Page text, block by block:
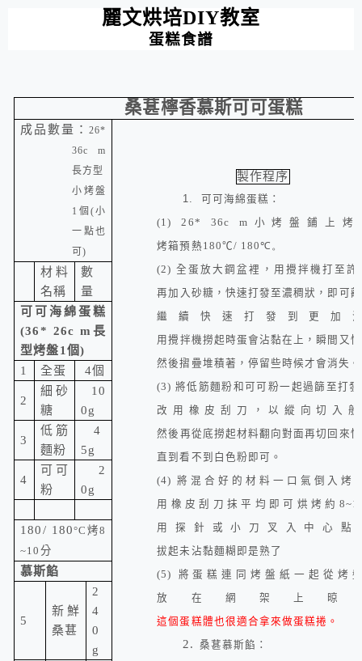
麗文烘培DIY教室
蛋糕食譜
桑葚檸香慕斯可可蛋糕
成品數量： 26*
36c m
長方型
小烤盤
1 個 (小
一點也
可)
製作程序
1. 可可海綿蛋糕：
(1) 26* 36c m 小烤盤鋪上烤
烤箱預熱180℃/ 180℃ 。
(2) 全蛋放大鋼盆裡，用攪拌機打至許
再加入砂糖，快速打發至濃稠狀，即可
繼續快速打發到更加
用攪拌機撈起時蛋會沾黏在上，瞬間又
然後摺疊堆積著，停留些時候才會消失。
(3) 將低筋麵粉和可可粉一起過篩至打
改用橡皮刮刀，以縱向切入
然後再從底撈起材料翻向對面再切回來
直到看不到白色粉即可。
(4)將混合好的材料一口氣倒入烤
用橡皮刮刀抹平均即可烘烤約
用探針或小刀叉入中心點
拔起未沾黏麵糊即是熟了
(5) 將蛋糕連同烤盤紙一起從烤
放在網架上晾
這個蛋糕體也很適合拿來做蛋糕捲。
2. 桑葚慕斯餡：
材料
名稱
數
量
可可海綿蛋糕
(36* 26c m 長
型烤盤1 個)
1
全蛋 4個
2
細砂
糖
10
0g
3
低筋
麵粉
4
5g
4
可可
粉
2
0g
180/ 180°C 烤8
~10 分
慕斯餡
5
新鮮
桑葚
2
4
0
g